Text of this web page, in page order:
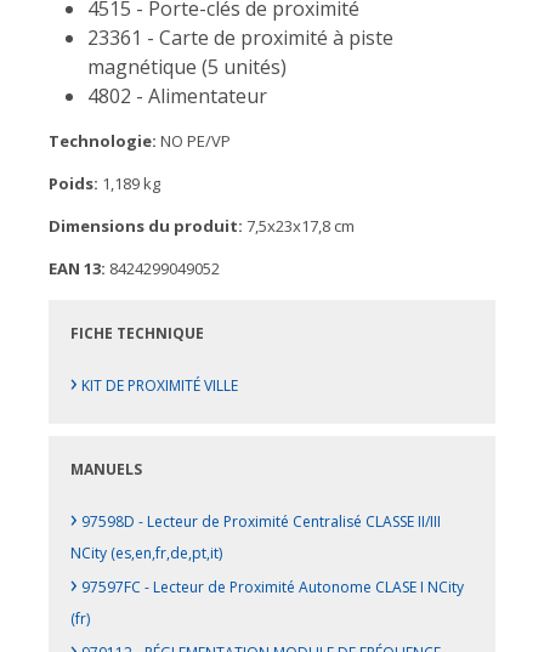
4515 - Porte-clés de proximité
23361 - Carte de proximité à piste
magnétique (5 unités)
4802 - Alimentateur
Technologie: NO PE/VP
Poids: 1,189 kg
Dimensions du produit: 7,5x23x17,8 cm
EAN 13: 8424299049052
FICHE TECHNIQUE
› KIT DE PROXIMITÉ VILLE
MANUELS
› 97598D - Lecteur de Proximité Centralisé CLASSE II/III
NCity (es,en,fr,de,pt,it)
› 97597FC - Lecteur de Proximité Autonome CLASE I NCity
(fr)